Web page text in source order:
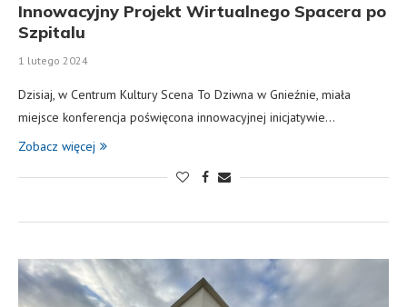
Innowacyjny Projekt Wirtualnego Spacera po
Szpitalu
1 lutego 2024
Dzisiaj, w Centrum Kultury Scena To Dziwna w Gnieźnie, miała
miejsce konferencja poświęcona innowacyjnej inicjatywie…
Zobacz więcej